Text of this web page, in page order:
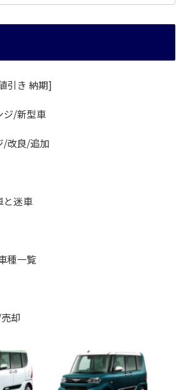
引き 納期]
ジ/新型車
/改良/追加
と迷車
種一覧
却